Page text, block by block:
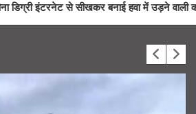
सीखकर बनाई हवा में उड़ने वाली कार Tons